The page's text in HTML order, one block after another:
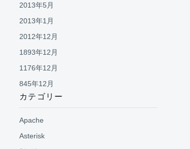
2013年5月
2013年1月
2012年12月
1893年12月
1176年12月
845年12月
カテゴリー
Apache
Asterisk